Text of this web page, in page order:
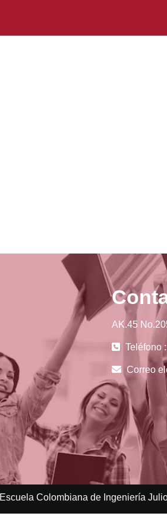
AK.45
Teléfono
Correo
Escuela Colombiana de Ingeniería